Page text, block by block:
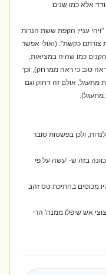
אלא כמו שנים
עניין הקפת ששת הנרות
כקשת". (ואולי אפשר
כמו שהיה במציאות,
טוב כי ראה ממרחק), וכך
אולם זה דחוק וגם
ולכן בפשטות סובר
בזה ש- 'עשה על פי
מכוסים בחתיכת טס זהב
אש שיפלו ממנה' הרי